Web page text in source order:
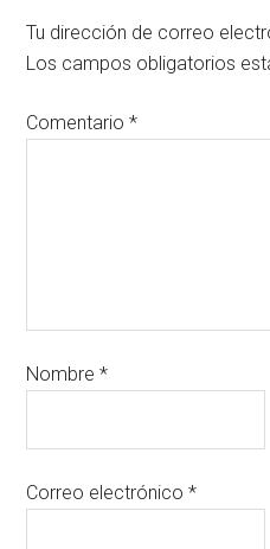
Tu dirección de correo
Los campos obligatorios
Comentario*
Nombre*
Correo electrónico*